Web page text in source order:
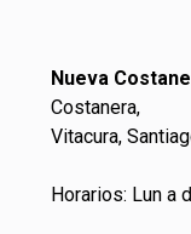
Nueva
Costanera,
Vitacura,
Horarios: Lun a